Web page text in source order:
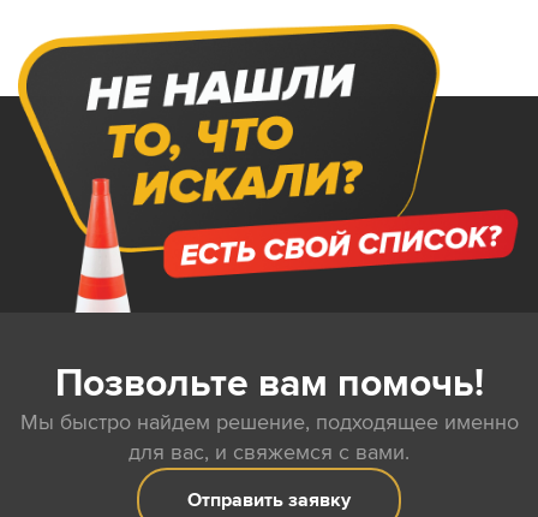
Позвольте вам помочь!
Мы быстро найдем решение, подходящее именно
для вас, и свяжемся с вами.
Отправить заявку